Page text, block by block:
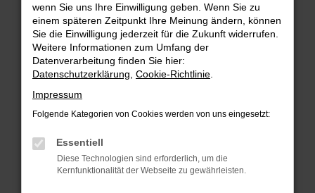
Beim Laden ist ein Fehler aufgetreten.
Hier sind ein paar Tipps, die dir helfen können:
Überprüfe deine Firewall und deine
Internetverbindung.
Laden andere Webseiten, zum Beispiel deine
Suchmaschine?
Prüfe deine Browsererweiterungen.
das Laden bestimmter Seiten verhindern.
Funktioniert die Seite in einem anderen Browser
oder in einem privaten Fenster?
wenn Sie uns Ihre Einwilligung geben. Wenn Sie zu
einem späteren Zeitpunkt Ihre Meinung ändern, können
Sie die Einwilligung jederzeit für die Zukunft widerrufen.
Weitere Informationen zum Umfang der
Datenverarbeitung finden Sie hier:
Datenschutzerklärung Cookie-Richtlinie
Impressum
Folgende Kategorien von Cookies werden von uns eingesetzt:
Essentiell
Diese Technologien sind erforderlich, um die
Kernfunktionalität der Webseite zu gewährleisten.